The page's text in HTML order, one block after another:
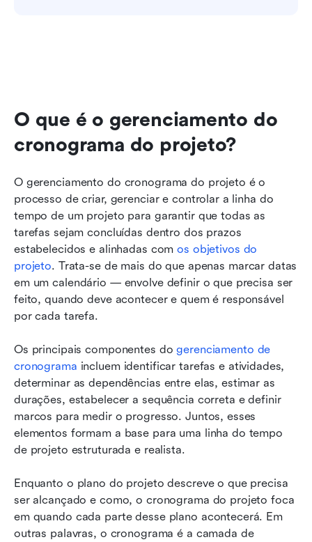
O que é o gerenciamento do
cronograma do projeto?
O gerenciamento do cronograma do projeto é o
processo de criar, gerenciar e controlar a linha do
tempo de um projeto para garantir que todas as
tarefas sejam concluídas dentro dos prazos
estabelecidos e alinhadas com os objetivos do
projeto. Trata-se de mais do que apenas marcar datas
em um calendário — envolve definir o que precisa ser
feito, quando deve acontecer e quem é responsável
por cada tarefa.
Os principais componentes do gerenciamento de
cronograma incluem identificar tarefas e atividades,
determinar as dependências entre elas, estimar as
durações, estabelecer a sequência correta e definir
marcos para medir o progresso. Juntos, esses
elementos formam a base para uma linha do tempo
de projeto estruturada e realista.
Enquanto o plano do projeto descreve o que precisa
ser alcançado e como, o cronograma do projeto foca
em quando cada parte desse plano acontecerá. Em
outras palavras, o cronograma é a camada de